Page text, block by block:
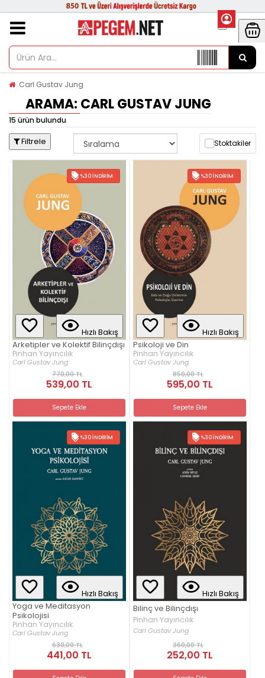
Carl Gustav Jung
ARAMA: CARL GUSTAV JUNG
15 ürün bulundu
Filtrele Stoktakiler
%30 İNDIRIM
Hızlı Bakış
Arketipler ve Kolektif Bilinçdışı
Pinhan Yayıncılık
Carl Gustav Jung
770,00 TL
539,00 TL
Sepete Ekle
%30 İNDIRIM
Hızlı Bakış
Psikoloji ve Din
Pinhan Yayıncılık
Carl Gustav Jung
850,00 TL
595,00 TL
Sepete Ekle
%30 İNDIRIM
Hızlı Bakış
Yoga ve Meditasyon
Psikolojisi
Pinhan Yayıncılık
Carl Gustav Jung
630,00 TL
441,00 TL
%30 İNDIRIM
Hızlı Bakış
Bilinç ve Bilinçdışı
Pinhan Yayıncılık
Carl Gustav Jung
360,00 TL
252,00 TL